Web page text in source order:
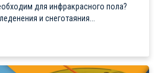
для инфракрасного пола?
и снеготаяния...